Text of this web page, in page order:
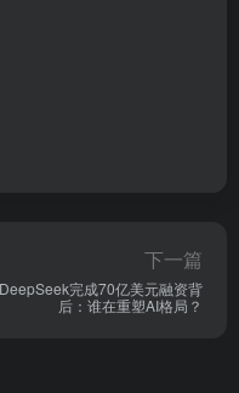
下一篇
DeepSeek完成70亿美元融资背
后：谁在重塑AI格局？